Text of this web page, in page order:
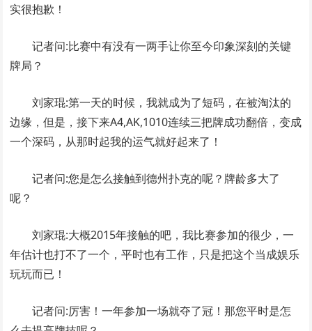
实很抱歉！
记者问:比赛中有没有一两手让你至今印象深刻的关键
牌局？
刘家琨:第一天的时候，我就成为了短码，在被淘汰的
边缘，但是，接下来A4,AK,1010连续三把牌成功翻倍，变成
一个深码，从那时起我的运气就好起来了！
记者问:您是怎么接触到德州扑克的呢？牌龄多大了
呢？
刘家琨:大概2015年接触的吧，我比赛参加的很少，一
年估计也打不了一个，平时也有工作，只是把这个当成娱乐
玩玩而已！
记者问:厉害！一年参加一场就夺了冠！那您平时是怎